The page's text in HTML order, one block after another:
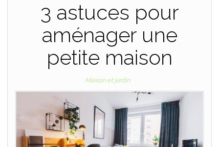
3 astuces pour
aménager une
petite maison
Maison et jardin